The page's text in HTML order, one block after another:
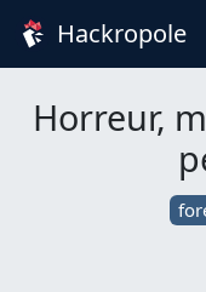
Hackropole
Horreur,